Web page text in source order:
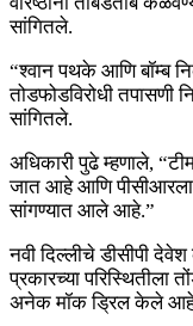
सांगितले.
“श्वान पथके आणि बॉम्ब
तोडफोडविरोधी
सांगितले.
अधिकारी पुढे म्हणाले,
जात आहे आणि पीसीआरला
सांगण्यात आले आहे.”
नवी दिल्लीचे डीसीपी
प्रकारच्या परिस्थितीला
अनेक मॉक ड्रिल केले